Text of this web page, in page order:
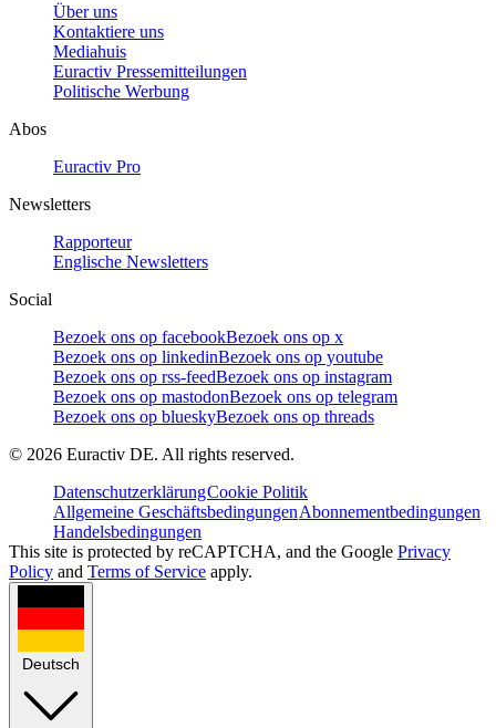
Über uns
Kontaktiere uns
Mediahuis
Euractiv Pressemitteilungen
Politische Werbung
Abos
Euractiv Pro
Newsletters
Rapporteur
Englische Newsletters
Social
Bezoek ons op facebookBezoek ons op x
Bezoek ons op linkedinBezoek ons op youtube
Bezoek ons op rss-feedBezoek ons op instagram
Bezoek ons op mastodonBezoek ons op telegram
Bezoek ons op blueskyBezoek ons op threads
© 2026 Euractiv DE. All rights reserved.
DatenschutzerklärungCookie Politik
Allgemeine GeschäftsbedingungenAbonnementbedingungen
Handelsbedingungen
This site is protected by reCAPTCHA, and the Google Privacy
Policy and Terms of Service apply.
Deutsch